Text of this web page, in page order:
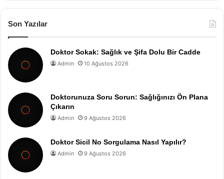
Son Yazılar
Doktor Sokak: Sağlık ve Şifa Dolu Bir Cadde
Admin 10 Ağustos 2026
Doktorunuza Soru Sorun: Sağlığınızı Ön Plana
Çıkarın
Admin 9 Ağustos 2026
Doktor Sicil No Sorgulama Nasıl Yapılır?
Admin 9 Ağustos 2026